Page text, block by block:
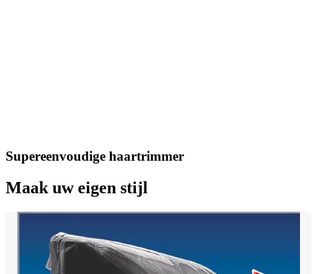
Supereenvoudige haartrimmer
Maak uw eigen stijl